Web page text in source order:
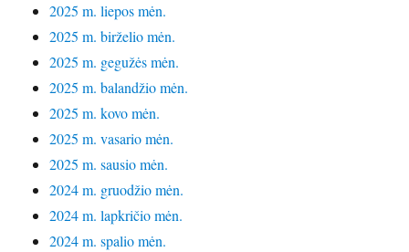
2025 m. liepos mėn.
2025 m. birželio mėn.
2025 m. gegužės mėn.
2025 m. balandžio mėn.
2025 m. kovo mėn.
2025 m. vasario mėn.
2025 m. sausio mėn.
2024 m. gruodžio mėn.
2024 m. lapkričio mėn.
2024 m. spalio mėn.